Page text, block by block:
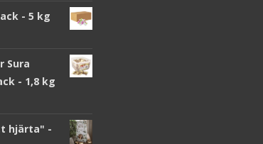
- 5 kg
Sura
- 1,8 kg
hjärta" -